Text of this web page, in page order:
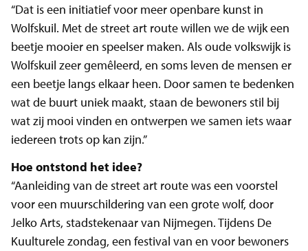
“Dat is een initiatief voor meer openbare kunst in
Wolfskuil. Met de street art route willen we de wijk een
beetje mooier en speelser maken. Als oude volkswijk is
Wolfskuil zeer gemêleerd, en soms leven de mensen er
een beetje langs elkaar heen. Door samen te bedenken
wat de buurt uniek maakt, staan de bewoners stil bij
wat zij mooi vinden en ontwerpen we samen iets waar
iedereen trots op kan zijn.”
Hoe ontstond het idee?
“Aanleiding van de street art route was een voorstel
voor een muurschildering van een grote wolf, door
Jelko Arts, stadstekenaar van Nijmegen. Tijdens De
Kuulturele zondag, een festival van en voor bewoners